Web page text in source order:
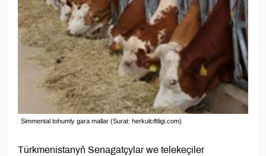
Simmental tohumly gara mallar (Surat: herkulciftligi.com)
Türkmenistanyň Senagatçylar we telekeçiler